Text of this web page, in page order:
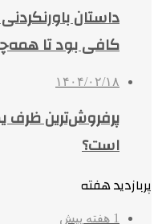
داستان
کافی بود تا
۱۴۰۴/۰۲/۱۸
پرفروش‌ترین ظرف
است؟
پربازدید هفته
1 هفته پیش